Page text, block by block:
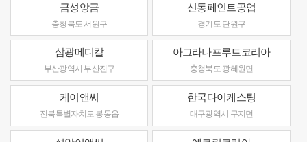
금성앙금
충청북도 서원구
신동페인트공업
경기도 단원구
삼광메디칼
부산광역시 부산진구
아그라나프루트코리아
충청북도 광혜원면
케이앤씨
전북특별자치도 봉동읍
한국다이케스팅
대구광역시 구지면